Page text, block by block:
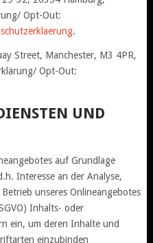
Opt-Out:
.
Street, Manchester, M3 4PR,
Opt-Out:
UND
auf Grundlage
Interesse an der Analyse,
unseres Onlineangebotes
Inhalts- oder
ein, um deren Inhalte und
einzubinden